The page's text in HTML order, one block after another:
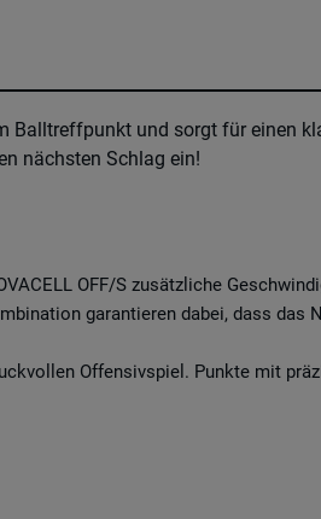
Balltreffpunkt und sorgt für einen
nächsten Schlag ein!
OFF/S zusätzliche
garantieren dabei, dass das
Offensivspiel. Punkte mit